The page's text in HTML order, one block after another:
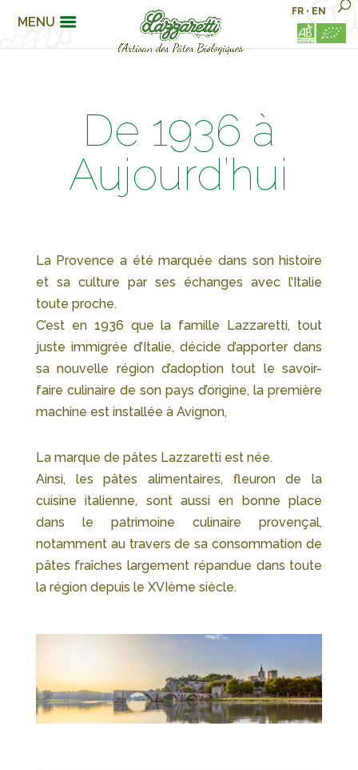
MENU
FR • EN
De 1936 à
Aujourd’hui
La Provence a été marquée dans son histoire
et sa culture par ses échanges avec l’Italie
toute proche.
C’est en 1936 que la famille Lazzaretti, tout
juste immigrée d’Italie, décide d’apporter dans
sa nouvelle région d’adoption tout le savoir-
faire culinaire de son pays d’origine, la première
machine est installée à Avignon,
La marque de pâtes Lazzaretti est née.
Ainsi, les pâtes alimentaires, fleuron de la
cuisine italienne, sont aussi en bonne place
dans le patrimoine culinaire provençal,
notamment au travers de sa consommation de
pâtes fraîches largement répandue dans toute
la région depuis le XVIème siècle.